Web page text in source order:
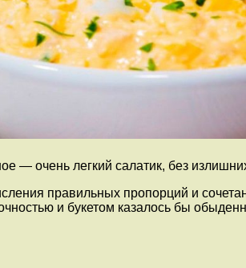
очень легкий салатик, без
правильных пропорций и
и букетом казалось бы